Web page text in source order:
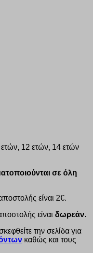
12 ετών, 14 ετών
σε όλη
είναι 2€.
είναι δωρεάν.
την σελίδα για
καθώς και τους